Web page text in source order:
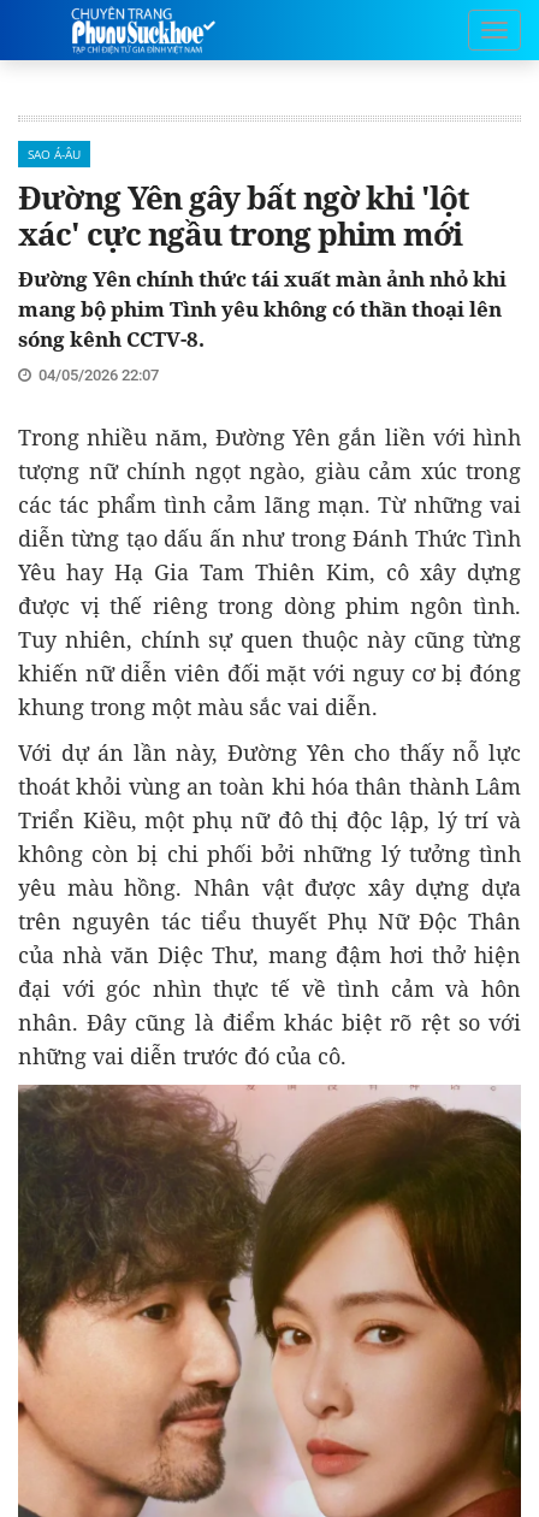
SAO Á-ÂU
Đường Yên gây bất ngờ khi 'lột
xác' cực ngầu trong phim mới
Đường Yên chính thức tái xuất màn ảnh nhỏ khi
mang bộ phim Tình yêu không có thần thoại lên
sóng kênh CCTV-8.
04/05/2026 22:07
Trong nhiều năm, Đường Yên gắn liền với hình
tượng nữ chính ngọt ngào, giàu cảm xúc trong
các tác phẩm tình cảm lãng mạn. Từ những vai
diễn từng tạo dấu ấn như trong Đánh Thức Tình
Yêu hay Hạ Gia Tam Thiên Kim, cô xây dựng
được vị thế riêng trong dòng phim ngôn tình.
Tuy nhiên, chính sự quen thuộc này cũng từng
khiến nữ diễn viên đối mặt với nguy cơ bị đóng
khung trong một màu sắc vai diễn.
Với dự án lần này, Đường Yên cho thấy nỗ lực
thoát khỏi vùng an toàn khi hóa thân thành Lâm
Triển Kiều, một phụ nữ đô thị độc lập, lý trí và
không còn bị chi phối bởi những lý tưởng tình
yêu màu hồng. Nhân vật được xây dựng dựa
trên nguyên tác tiểu thuyết Phụ Nữ Độc Thân
của nhà văn Diệc Thư, mang đậm hơi thở hiện
đại với góc nhìn thực tế về tình cảm và hôn
nhân. Đây cũng là điểm khác biệt rõ rệt so với
những vai diễn trước đó của cô.